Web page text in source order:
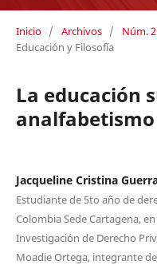
Inicio / Archivos / Núm.
Educación y Filosofía
La educación
Jacqueline Cristina
Estudiante de 5to año de
Colombia Sede Cartagena,
Investigación de Derecho
Moadie Ortega, integrante